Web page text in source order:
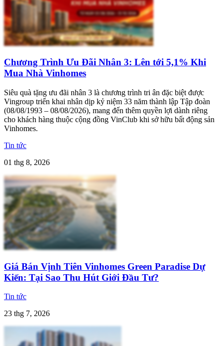
Chương Trình Ưu Đãi Nhân 3: Lên tới 5,1% Khi
Mua Nhà Vinhomes
Siêu quà tặng ưu đãi nhân 3 là chương trình tri ân đặc biệt được
Vingroup triển khai nhân dịp kỷ niệm 33 năm thành lập Tập đoàn
(08/08/1993 – 08/08/2026), mang đến thêm quyền lợi dành riêng
cho khách hàng thuộc cộng đồng VinClub khi sở hữu bất động sản
Vinhomes.
Tin tức
01 thg 8, 2026
Giá Bán Vịnh Tiên Vinhomes Green Paradise Dự
Kiến: Tại Sao Thu Hút Giới Đầu Tư?
Tin tức
23 thg 7, 2026